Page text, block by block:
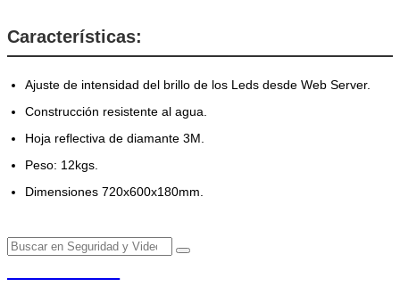
Características:
Ajuste de intensidad del brillo de los Leds desde Web Server.
Construcción resistente al agua.
Hoja reflectiva de diamante 3M.
Peso: 12kgs.
Dimensiones 720x600x180mm.